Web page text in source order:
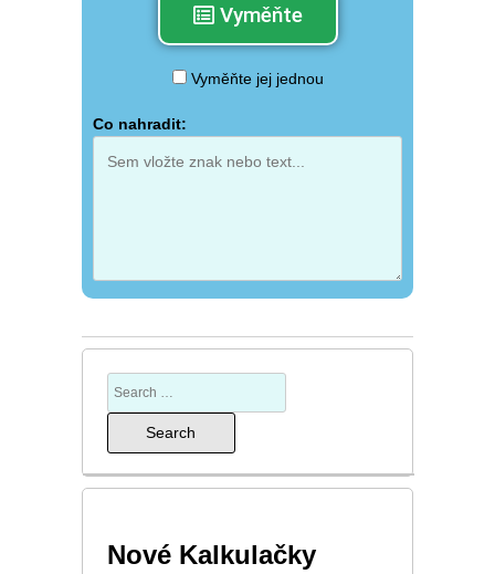
Vyměňte
Vyměňte jej jednou
Co nahradit:
Nové Kalkulačky